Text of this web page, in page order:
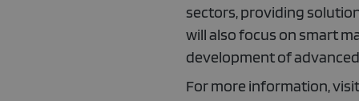
sectors, providing
will also focus on smart
development of
For more information,